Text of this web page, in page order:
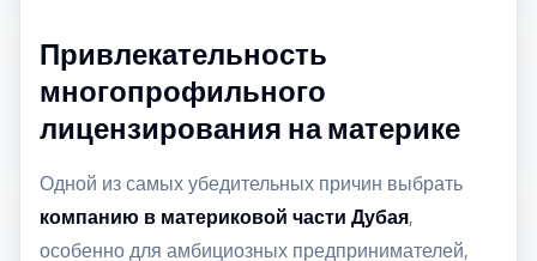
Привлекательность
многопрофильного
лицензирования на материке
Одной из самых убедительных причин выбрать
компанию в материковой части Дубая,
особенно для амбициозных предпринимателей,